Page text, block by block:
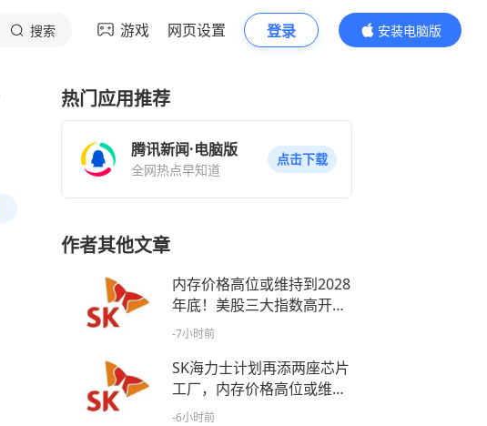
搜索 游戏 网页设置 登录
安装电脑版
内容更精彩
热门应用推荐
腾讯新闻·电脑版
全网热点早知道
点击下载
作者其他文章
内存价格高位或维持到2028
年底！美股三大指数高开，
美光、博通、英特尔集体上
-7小时前
SK海力士计划再添两座芯片
工厂，内存价格高位或维持
到2028年底
-6小时前